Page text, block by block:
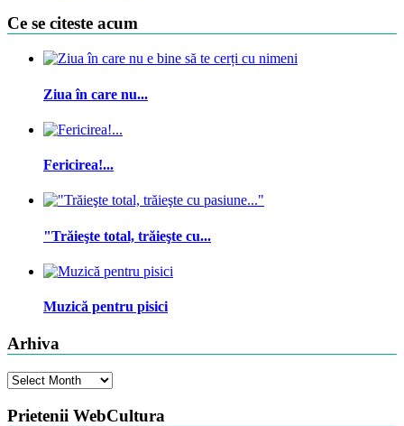
Ce se citeste acum
Ziua în care nu...
Fericirea!...
"Trăieşte total, trăieşte cu...
Muzică pentru pisici
Arhiva
Arhiva
Prietenii WebCultura